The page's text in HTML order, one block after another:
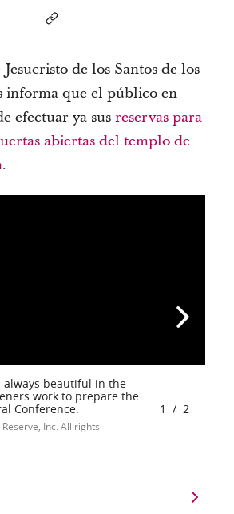
de los Santos de los
informa que el público en
efectuar ya susreservas para
abiertas del templo de
.
always beautiful in the
work to prepare the
Conference.
Inc. All rights
1 / 2